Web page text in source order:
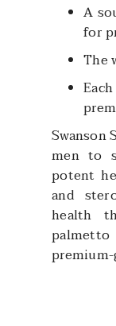
A
for
The
Swanson
men to
potent
and
health